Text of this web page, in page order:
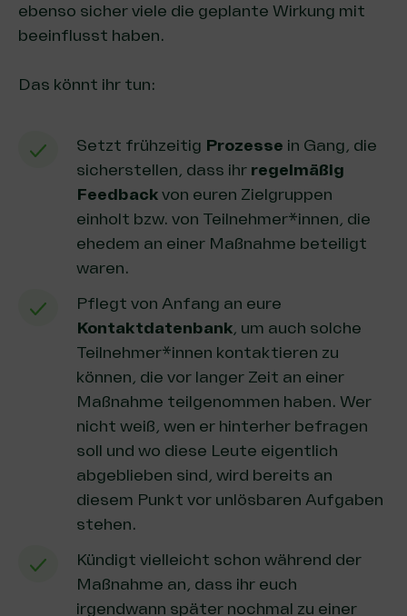
ebenso sicher viele die geplante Wirkung mit
beeinflusst haben.
Das könnt ihr tun:
Setzt frühzeitig Prozesse in Gang, die
sicherstellen, dass ihr regelmäßig
Feedbackvon euren Zielgruppen
einholt bzw. von Teilnehmer*innen, die
ehedem an einer Maßnahme beteiligt
waren.
Pflegt von Anfang an eure
Kontaktdatenbank, um auch solche
Teilnehmer*innen kontaktieren zu
können, die vor langer Zeit an einer
Maßnahme teilgenommen haben. Wer
nicht weiß, wen er hinterher befragen
soll und wo diese Leute eigentlich
abgeblieben sind, wird bereits an
diesem Punkt vor unlösbaren Aufgaben
stehen.
Kündigt vielleicht schon während der
Maßnahme an, dass ihr euch
irgendwann später nochmal zu einer